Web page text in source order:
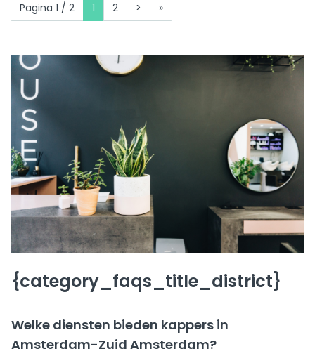
Pagina 1 / 2 1 2 > »
{category_faqs_title_district}
Welke diensten bieden kappers in
Amsterdam-Zuid Amsterdam?